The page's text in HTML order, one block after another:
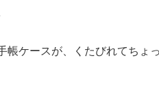
帳ケースが、くたびれてち